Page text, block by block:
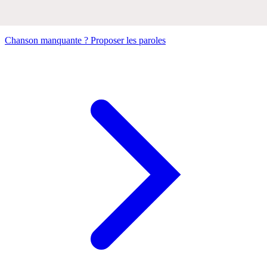
Chanson manquante ? Proposer les paroles